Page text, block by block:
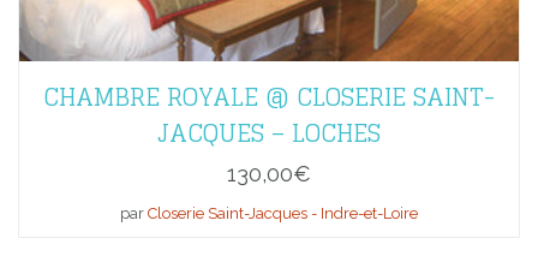
CHAMBRE ROYALE @ CLOSERIE SAINT-
JACQUES – LOCHES
130,00€
par Closerie Saint-Jacques - Indre-et-Loire